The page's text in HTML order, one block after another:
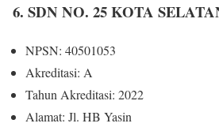
6. SDN NO. 25 KOTA
NPSN: 40501053
Akreditasi: A
Tahun Akreditasi: 2022
Alamat: Jl. HB Yasin